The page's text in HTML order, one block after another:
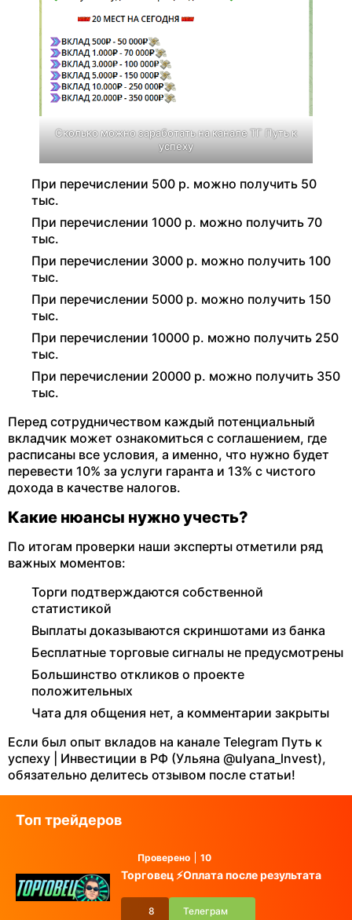
Сколько можно заработать на канале ТГ Путь к
успеху
При перечислении 500 р. можно получить 50
тыс.
При перечислении 1000 р. можно получить 70
тыс.
При перечислении 3000 р. можно получить 100
тыс.
При перечислении 5000 р. можно получить 150
тыс.
При перечислении 10000 р. можно получить 250
тыс.
При перечислении 20000 р. можно получить 350
тыс.
Перед сотрудничеством каждый потенциальный
вкладчик может ознакомиться с соглашением, где
расписаны все условия, а именно, что нужно будет
перевести 10% за услуги гаранта и 13% с чистого
дохода в качестве налогов.
Какие нюансы нужно учесть?
По итогам проверки наши эксперты отметили ряд
важных моментов:
Торги подтверждаются собственной
статистикой
Выплаты доказываются скриншотами из банка
Бесплатные торговые сигналы не предусмотрены
Большинство откликов о проекте
положительных
Чата для общения нет, а комментарии закрыты
Если был опыт вкладов на канале Telegram Путь к
успеху | Инвестиции в РФ (Ульяна @uIyana_lnvest),
обязательно делитесь отзывом после статьи!
Топ трейдеров
Проверено 10
Торговец ⚡️Оплата после результата
8 Телеграм